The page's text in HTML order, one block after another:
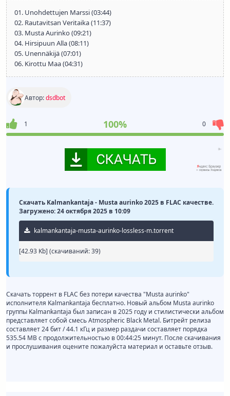
01. Unohdettujen Marssi (03:44)
02. Rautavitsan Veritaika (11:37)
03. Musta Aurinko (09:21)
04. Hirsipuun Alla (08:11)
05. Unennäkijä (07:01)
06. Kirottu Maa (04:31)
Автор:dsdbot
1 100% 0
Скачать Kalmankantaja - Musta aurinko 2025 в FLAC качестве.
Загружено: 24 октября 2025 в 10:09
kalmankantaja-musta-aurinko-lossless-m.torrent
[42.93 Kb] (cкачиваний: 39)
Скачать торрент в FLAC без потери качества "Musta aurinko"
исполнителя Kalmankantaja бесплатно. Новый альбом Musta aurinko
группы Kalmankantaja был записан в 2025 году и стилистически альбом
представляет собой смесь Atmospheric Black Metal. Битрейт релиза
составляет 24 бит / 44.1 кГц и размер раздачи составляет порядка
535.54 MB с продолжительностью в 00:44:25 минут. После скачивания
и прослушивания оцените пожалуйста материал и оставьте отзыв.